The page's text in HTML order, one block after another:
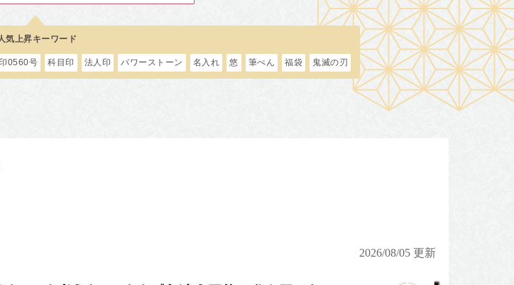
2026/08/05 更新